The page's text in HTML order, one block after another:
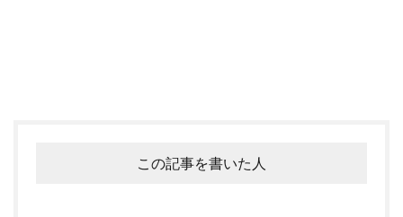
この記事を書いた人